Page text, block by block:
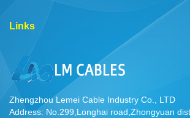
Links
Zhengzhou Lemei Cable Industry Co., LTD
Address: No.299,Longhai road,Zhongyuan